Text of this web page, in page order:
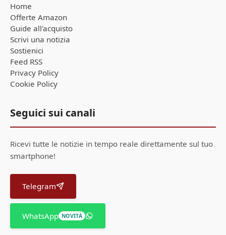
Home
Offerte Amazon
Guide all'acquisto
Scrivi una notizia
Sostienici
Feed RSS
Privacy Policy
Cookie Policy
Seguici sui canali
Ricevi tutte le notizie in tempo reale direttamente sul tuo
smartphone!
Telegram
WhatsApp NOVITÀ